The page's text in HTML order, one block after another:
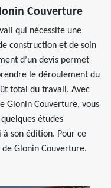
Couverture
qui nécessite une
construction et de soin
d’un devis permet
le déroulement du
total du travail. Avec
Glonin Couverture, vous
études
son édition. Pour ce
Glonin Couverture.